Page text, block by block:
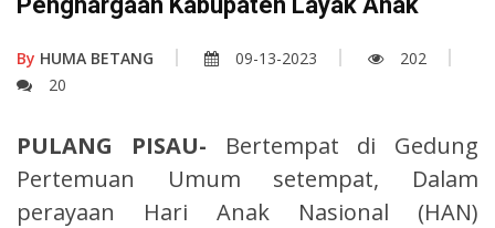
By HUMA BETANG 09-13-2023
202
20
PULANG PISAU- Bertempat di Gedung
Pertemuan Umum setempat, Dalam
perayaan Hari Anak Nasional (HAN)